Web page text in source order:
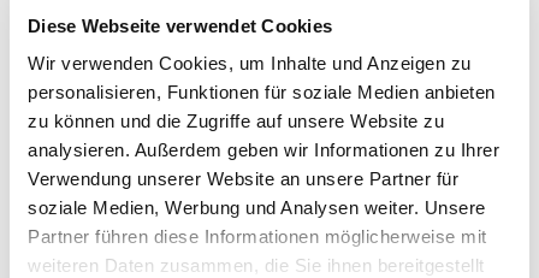
Diese Webseite verwendet Cookies
Wir verwenden Cookies, um Inhalte und Anzeigen zu
personalisieren, Funktionen für soziale Medien anbieten
zu können und die Zugriffe auf unsere Website zu
analysieren. Außerdem geben wir Informationen zu Ihrer
Verwendung unserer Website an unsere Partner für
soziale Medien, Werbung und Analysen weiter. Unsere
Partner führen diese Informationen möglicherweise mit
weiteren Daten zusammen, die Sie ihnen bereitgestellt
Dies könnte Sie auch
interessieren